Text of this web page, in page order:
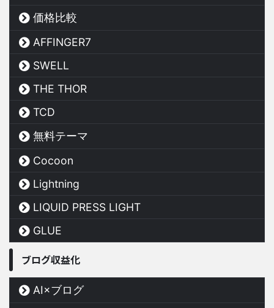
価格比較
AFFINGER7
SWELL
THE THOR
TCD
無料テーマ
Cocoon
Lightning
LIQUID PRESS LIGHT
GLUE
ブログ収益化
AI×ブログ